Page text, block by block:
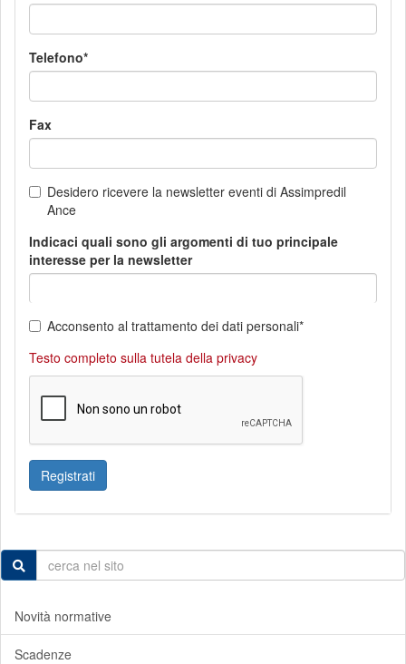
Telefono
Fax
Desidero ricevere la newsletter eventi di Assimpredil
Ance
Indicaci quali sono gli argomenti di tuo principale
interesse per la newsletter
Acconsento al trattamento dei dati personali
Testo completo sulla tutela della privacy
Registrati
Novità normative
Scadenze